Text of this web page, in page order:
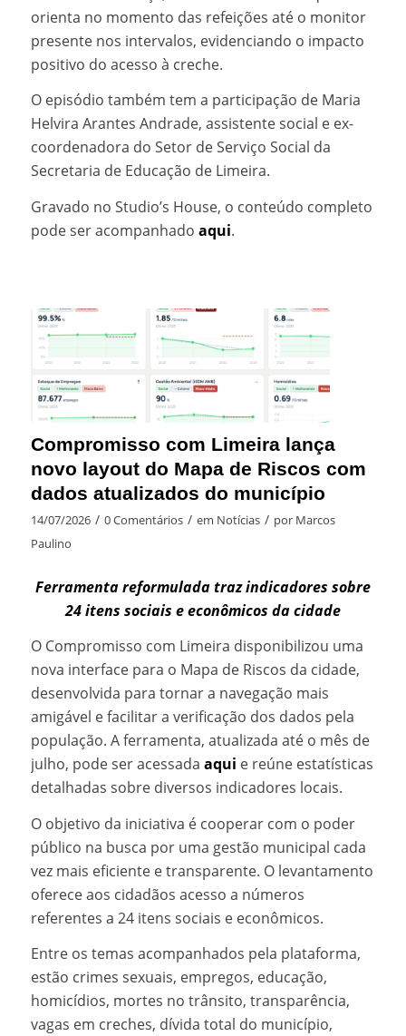
orienta no momento das refeições até o monitor
presente nos intervalos, evidenciando o impacto
positivo do acesso à creche.
O episódio também tem a participação de Maria
Helvira Arantes Andrade, assistente social e ex-
coordenadora do Setor de Serviço Social da
Secretaria de Educação de Limeira.
Gravado no Studio’s House, o conteúdo completo
pode ser acompanhado aqui.
Compromisso com Limeira lança
novo layout do Mapa de Riscos com
dados atualizados do município
14/07/2026 / 0 Comentários / em Notícias / por Marcos
Paulino
Ferramenta reformulada traz indicadores sobre
24 itens sociais e econômicos da cidade
O Compromisso com Limeira disponibilizou uma
nova interface para o Mapa de Riscos da cidade,
desenvolvida para tornar a navegação mais
amigável e facilitar a verificação dos dados pela
população. A ferramenta, atualizada até o mês de
julho, pode ser acessada aqui e reúne estatísticas
detalhadas sobre diversos indicadores locais.
O objetivo da iniciativa é cooperar com o poder
público na busca por uma gestão municipal cada
vez mais eficiente e transparente. O levantamento
oferece aos cidadãos acesso a números
referentes a 24 itens sociais e econômicos.
Entre os temas acompanhados pela plataforma,
estão crimes sexuais, empregos, educação,
homicídios, mortes no trânsito, transparência,
vagas em creches, dívida total do município,